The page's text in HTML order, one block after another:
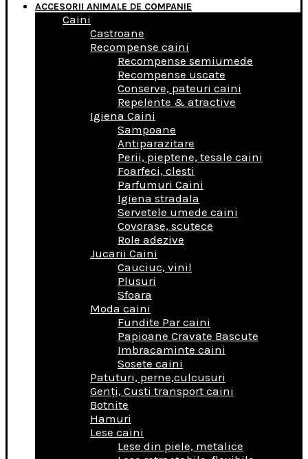
ACCESORII ANIMALE DE COMPANIE
Caini
Castroane
Recompense caini
Recompense semiumede
Recompense uscate
Conserve, pateuri caini
Repelente & atractive
Igiena Caini
Sampoane
Antiparazitare
Perii, pieptene, tesale caini
Foarfeci, clesti
Parfumuri Caini
Igiena stradala
Servetele umede caini
Covorase, scutece
Role adezive
Jucarii Caini
Cauciuc, vinil
Plusuri
Sfoara
Moda caini
Fundite Par caini
Papioane Cravate Bascute
Imbracaminte caini
Sosete caini
Patuturi, perne,culcusuri
Genţi, Custi transport caini
Botnite
Hamuri
Lese caini
Lese din piele, metalice